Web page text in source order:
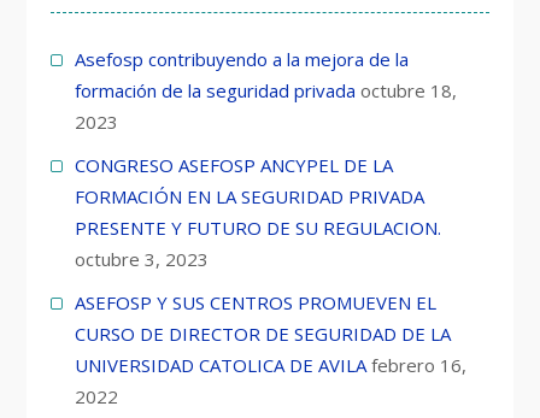
Asefosp contribuyendo a la mejora de la
formación de la seguridad privada octubre 18,
2023
CONGRESO ASEFOSP ANCYPEL DE LA
FORMACIÓN EN LA SEGURIDAD PRIVADA
PRESENTE Y FUTURO DE SU REGULACION.
octubre 3, 2023
ASEFOSP Y SUS CENTROS PROMUEVEN EL
CURSO DE DIRECTOR DE SEGURIDAD DE LA
UNIVERSIDAD CATOLICA DE AVILA febrero 16,
2022